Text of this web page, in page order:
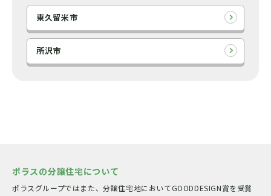
東久留米市
所沢市
ポラスの分譲住宅について
ポラスグループではまた、分譲住宅地においてGOODDESIGN賞を受賞